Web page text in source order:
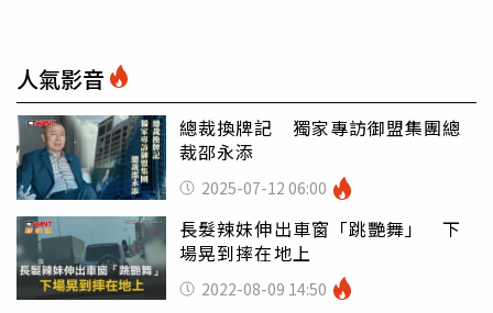
人氣影音
總裁換牌記 獨家專訪御盟集團總
裁邵永添
2025-07-12 06:00
長髮辣妹伸出車窗「跳艷舞」 下
場晃到摔在地上
2022-08-09 14:50